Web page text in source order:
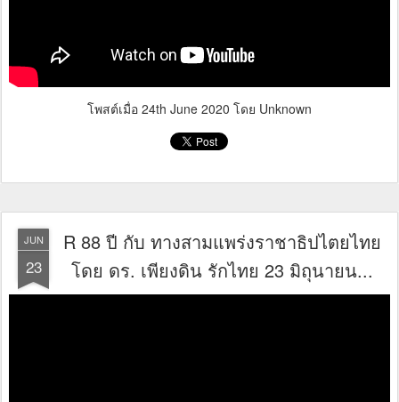
โพสต์เมื่อ 24th June 2020 โดย Unknown
JUN
23
R 88 ปี กับ ทางสามแพร่งราชาธิปไตยไทย
โดย ดร. เพียงดิน รักไทย 23 มิถุนายน...